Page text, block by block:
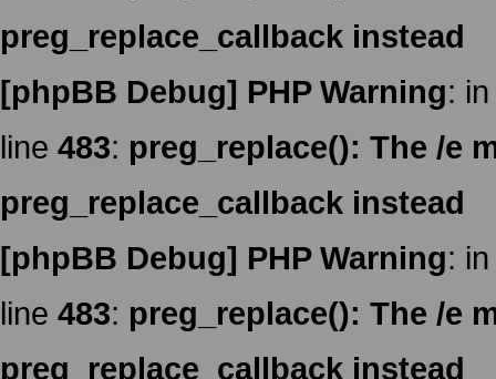
preg_replace_callback instead
[phpBB Debug] PHP Warning:
line 483: preg_replace(): The /e
preg_replace_callback instead
[phpBB Debug] PHP Warning:
line 483: preg_replace(): The /e
preg_replace_callback instead